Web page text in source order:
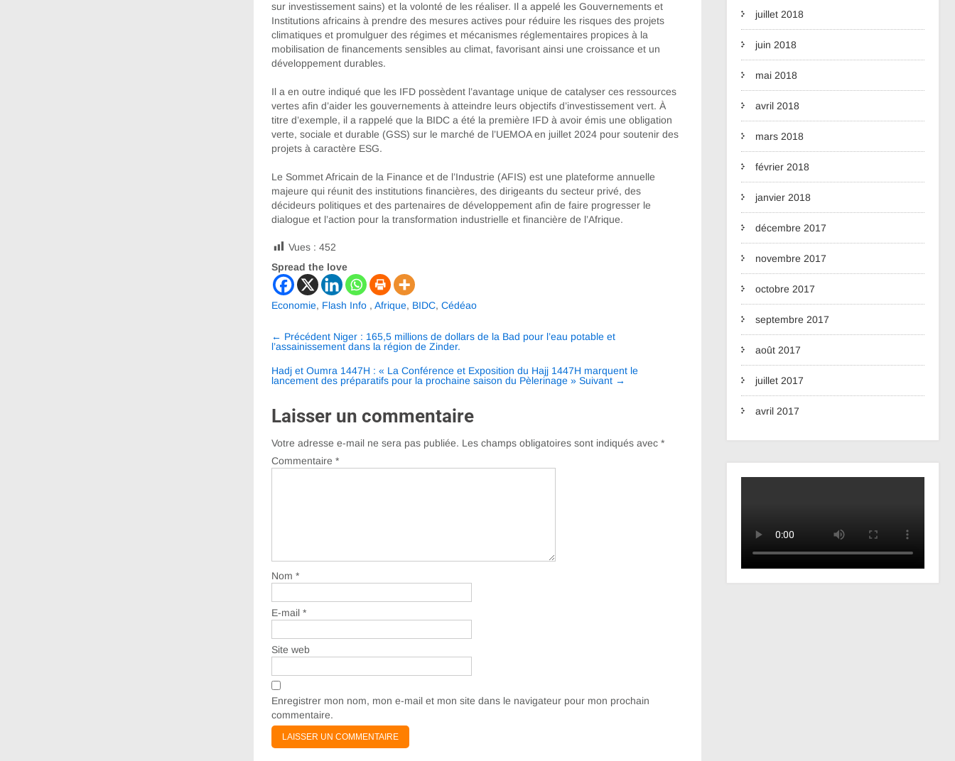
sur investissement sains) et la volonté de les réaliser. Il a appelé les Gouvernements et
Institutions africains à prendre des mesures actives pour réduire les risques des projets
climatiques et promulguer des régimes et mécanismes réglementaires propices à la
mobilisation de financements sensibles au climat, favorisant ainsi une croissance et un
développement durables.
Il a en outre indiqué que les IFD possèdent l’avantage unique de catalyser ces ressources
vertes afin d’aider les gouvernements à atteindre leurs objectifs d’investissement vert. À
titre d’exemple, il a rappelé que la BIDC a été la première IFD à avoir émis une obligation
verte, sociale et durable (GSS) sur le marché de l’UEMOA en juillet 2024 pour soutenir des
projets à caractère ESG.
Le Sommet Africain de la Finance et de l’Industrie (AFIS) est une plateforme annuelle
majeure qui réunit des institutions financières, des dirigeants du secteur privé, des
décideurs politiques et des partenaires de développement afin de faire progresser le
dialogue et l’action pour la transformation industrielle et financière de l’Afrique.
Vues : 452
Spread the love
Economie, Flash Info , Afrique, BIDC, Cédéao
Navigation
entre
les
articles
← Précédent Niger : 165,5 millions de dollars de la Bad pour l’eau potable et
l’assainissement dans la région de Zinder.
Hadj et Oumra 1447H : « La Conférence et Exposition du Hajj 1447H marquent le
lancement des préparatifs pour la prochaine saison du Pèlerinage » Suivant →
Laisser un commentaire
Votre adresse e-mail ne sera pas publiée. Les champs obligatoires sont indiqués avec *
Commentaire *
Nom *
E-mail *
Site web
Enregistrer mon nom, mon e-mail et mon site dans le navigateur pour mon prochain
commentaire.
juillet 2018
juin 2018
mai 2018
avril 2018
mars 2018
février 2018
janvier 2018
décembre 2017
novembre 2017
octobre 2017
septembre 2017
août 2017
juillet 2017
avril 2017